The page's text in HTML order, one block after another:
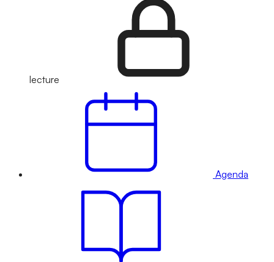
lecture
Agenda